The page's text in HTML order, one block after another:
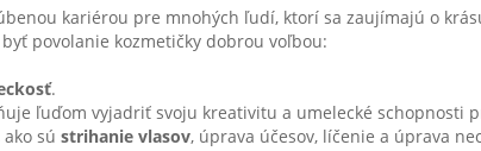
kariérou pre mnohých ľudí, ktorí sa zaujímajú o
povolanie kozmetičky dobrou voľbou:
.
ľuďom vyjadriť svoju kreativitu a umelecké schopnosti
sú strihanie vlasov, úprava účesov, líčenie a úprava